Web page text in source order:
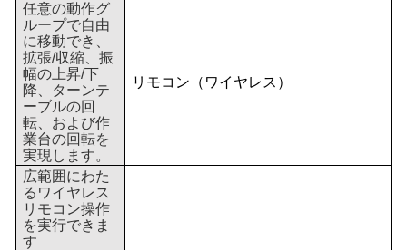
任意の動作グ
ループで自由
に移動でき、
拡張/収縮、振
幅の上昇/下
降、ターンテ
ーブルの回
転、および作
業台の回転を
実現します。
リモコン（ワイヤレス）
広範囲にわた
るワイヤレス
リモコン操作
を実行できま
す